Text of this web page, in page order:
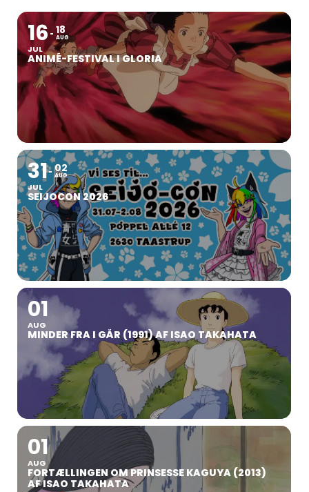
16
JUL
18
AUG
ANIMÉ-FESTIVAL I GLORIA
31
JUL
02
AUG
SEIJOCON 2026
01
AUG
MINDER FRA I GÅR (1991) AF ISAO TAKAHATA
01
AUG
FORTÆLLINGEN OM PRINSESSE KAGUYA (2013)
AF ISAO TAKAHATA